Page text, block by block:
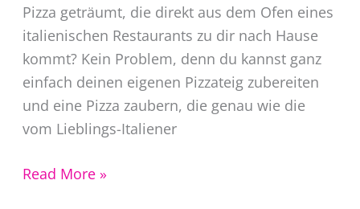
Pizza geträumt, die direkt aus dem Ofen eines
italienischen Restaurants zu dir nach Hause
kommt? Kein Problem, denn du kannst ganz
einfach deinen eigenen Pizzateig zubereiten
und eine Pizza zaubern, die genau wie die
vom Lieblings-Italiener
Pizzateig
Read More »